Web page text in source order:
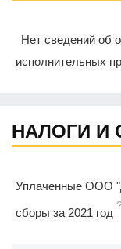
Нет сведений
исполнительных
НАЛОГИ И
Уплаченные ООО
сборы за 2021 год
?